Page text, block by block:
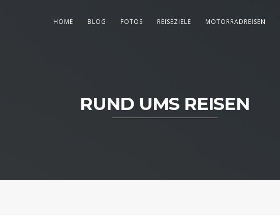
HOME BLOG FOTOS REISEZIELE MOTORRADREISEN
RUND UMS REISEN